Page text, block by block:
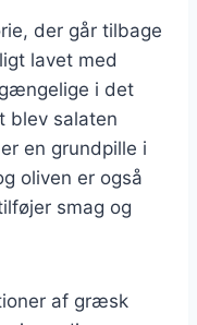
der går tilbage
lavet med
i det
blev salaten
en grundpille i
oliven er også
smag og
af græsk